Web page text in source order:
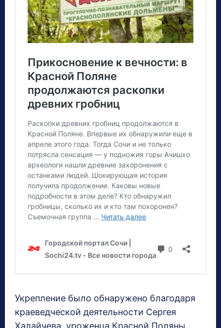
Укрепление было обнаружено благодаря
краеведческой деятельности Сергея
Халайчева, уроженца Красной Поляны,